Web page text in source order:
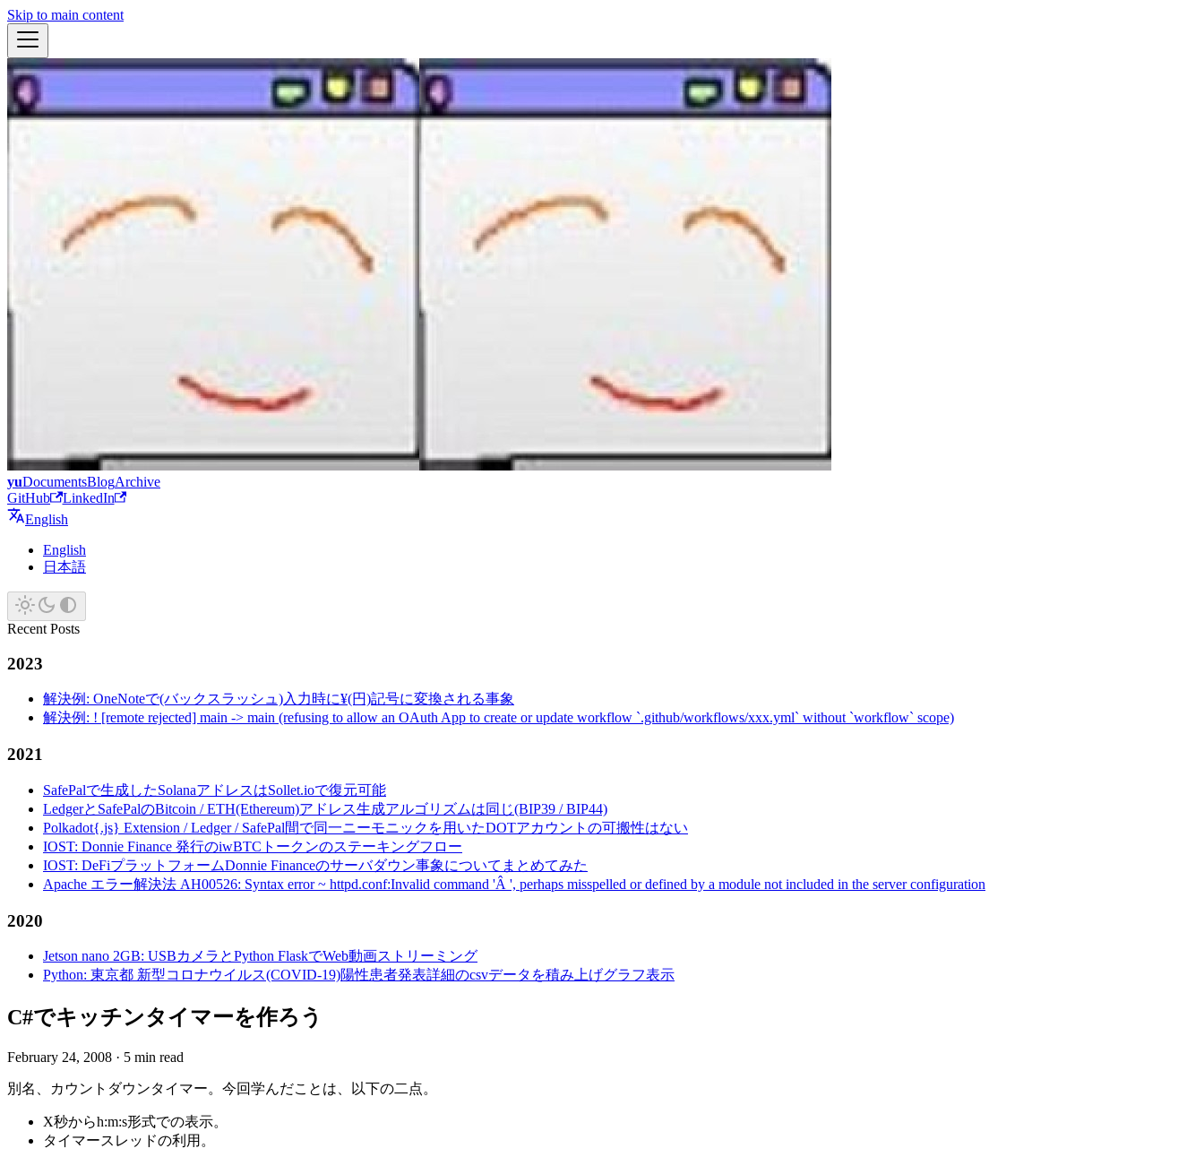
Skip to main content
yuDocumentsBlogArchive
GitHub
LinkedIn
English
English
日本語
Recent Posts
2023
解決例: OneNoteで(バックスラッシュ)入力時に¥(円)記号に変換される事象
解決例: ! [remote rejected] main -> main (refusing to allow an OAuth App to create or update workflow `.github/workflows/xxx.yml` without `workflow` scope)
2021
SafePalで生成したSolanaアドレスはSollet.ioで復元可能
LedgerとSafePalのBitcoin / ETH(Ethereum)アドレス生成アルゴリズムは同じ(BIP39 / BIP44)
Polkadot{.js} Extension / Ledger / SafePal間で同一ニーモニックを用いたDOTアカウントの可搬性はない
IOST: Donnie Finance 発行のiwBTCトークンのステーキングフロー
IOST: DeFiプラットフォームDonnie Financeのサーバダウン事象についてまとめてみた
Apache エラー解決法 AH00526: Syntax error ~ httpd.conf:Invalid command 'Â ', perhaps misspelled or defined by a module not included in the server configuration
2020
Jetson nano 2GB: USBカメラとPython FlaskでWeb動画ストリーミング
Python: 東京都 新型コロナウイルス(COVID-19)陽性患者発表詳細のcsvデータを積み上げグラフ表示
C#でキッチンタイマーを作ろう
February 24, 2008 · 5 min read
別名、カウントダウンタイマー。今回学んだことは、以下の二点。
X秒からh:m:s形式での表示。
タイマースレッドの利用。